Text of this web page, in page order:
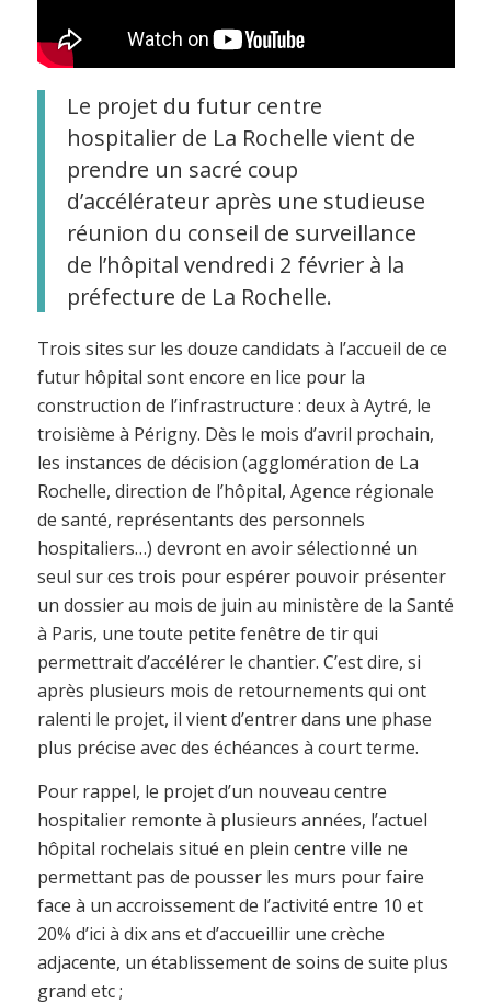
Le projet du futur centre
hospitalier de La Rochelle vient de
prendre un sacré coup
d’accélérateur après une studieuse
réunion du conseil de surveillance
de l’hôpital vendredi 2 février à la
préfecture de La Rochelle.
Trois sites sur les douze candidats à l’accueil de ce
futur hôpital sont encore en lice pour la
construction de l’infrastructure : deux à Aytré, le
troisième à Périgny. Dès le mois d’avril prochain,
les instances de décision (agglomération de La
Rochelle, direction de l’hôpital, Agence régionale
de santé, représentants des personnels
hospitaliers…) devront en avoir sélectionné un
seul sur ces trois pour espérer pouvoir présenter
un dossier au mois de juin au ministère de la Santé
à Paris, une toute petite fenêtre de tir qui
permettrait d’accélérer le chantier. C’est dire, si
après plusieurs mois de retournements qui ont
ralenti le projet, il vient d’entrer dans une phase
plus précise avec des échéances à court terme.
Pour rappel, le projet d’un nouveau centre
hospitalier remonte à plusieurs années, l’actuel
hôpital rochelais situé en plein centre ville ne
permettant pas de pousser les murs pour faire
face à un accroissement de l’activité entre 10 et
20% d’ici à dix ans et d’accueillir une crèche
adjacente, un établissement de soins de suite plus
grand etc ;